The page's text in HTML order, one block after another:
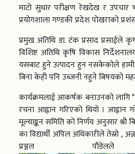
माटो सुधार परीक्षण रेखदेख र उपचार
प्रयोगशाला गण्डकी प्रदेश पोखराको
प्रमुख अतिथि डा. टंक प्रसाद प्रसाईले
विशिष्ट अतिथि कृषि विकास
यसबाट हुने उत्पादन हुन नसकेकोले
बिना केही पनि उब्जनी नहुने बिषयको
कार्यक्रमलाई आकर्षक बनाउनको लागि
रचना आह्वान गरिएको थियो । आह्वान
मूल्याङ्कन समिति को निर्णय अनुसार श्री
का विद्यार्थी अपिल अधिकारीले तेस्रो ,
प्रञ्जल